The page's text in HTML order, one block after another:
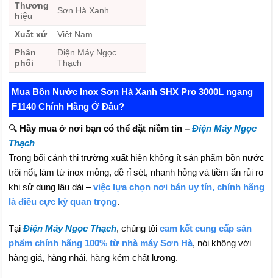
Thương
hiệu
Sơn Hà Xanh
Xuất xứ
Việt Nam
Phân
phối
Điện Máy Ngọc
Thạch
Mua Bồn Nước Inox Sơn Hà Xanh SHX Pro 3000L ngang
F1140 Chính Hãng Ở Đâu?
🔍 Hãy mua ở nơi bạn có thể đặt niềm tin – Điện Máy Ngọc
Thạch
Trong bối cảnh thị trường xuất hiện không ít sản phẩm bồn nước
trôi nổi, làm từ inox mỏng, dễ rỉ sét, nhanh hỏng và tiềm ẩn rủi ro
khi sử dụng lâu dài –việc lựa chọn nơi bán uy tín, chính hãng
là điều cực kỳ quan trọng.
Tại Điện Máy Ngọc Thạch, chúng tôi cam kết cung cấp sản
phẩm chính hãng 100% từ nhà máy Sơn Hà, nói không với
hàng giả, hàng nhái, hàng kém chất lượng.